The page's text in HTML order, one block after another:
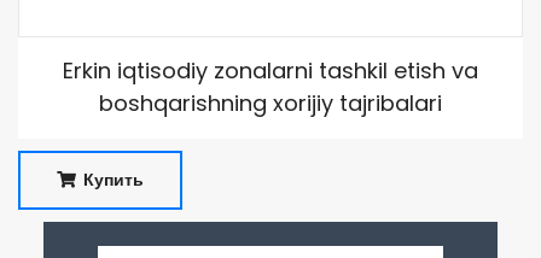
Erkin iqtisodiy zonalarni tashkil etish va
boshqarishning xorijiy tajribalari
Купить